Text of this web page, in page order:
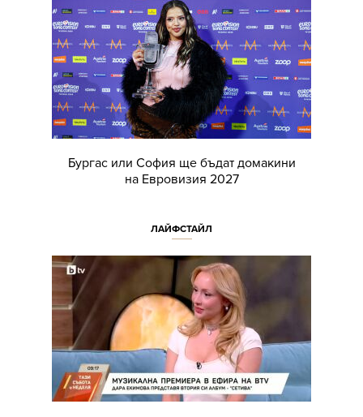
Бургас или София ще бъдат домакини
на Евровизия 2027
ЛАЙФСТАЙЛ